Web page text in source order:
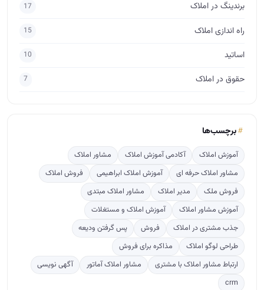
برندینگ در املاک 17
راه اندازی املاک 15
اساتید 10
حقوق در املاک 7
برچسب‌ها
آموزش املاک آکادمی آموزش املاک
مشاور املاک
مشاور املاک حرفه ای
آموزش املاک ابراهیمی
فروش املاک
فروش ملک
مدیر املاک
مشاور املاک مبتدی
آموزش مشاور املاک
آموزش املاک و مستغلات
جذب مشتری در املاک
فروش
پس گرفتن ودیعه
طراحی لوگو املاک
مذاکره برای فروش
ارتباط مشاور املاک با مشتری
مشاور املاک آماتور
آگهی نویسی
crm